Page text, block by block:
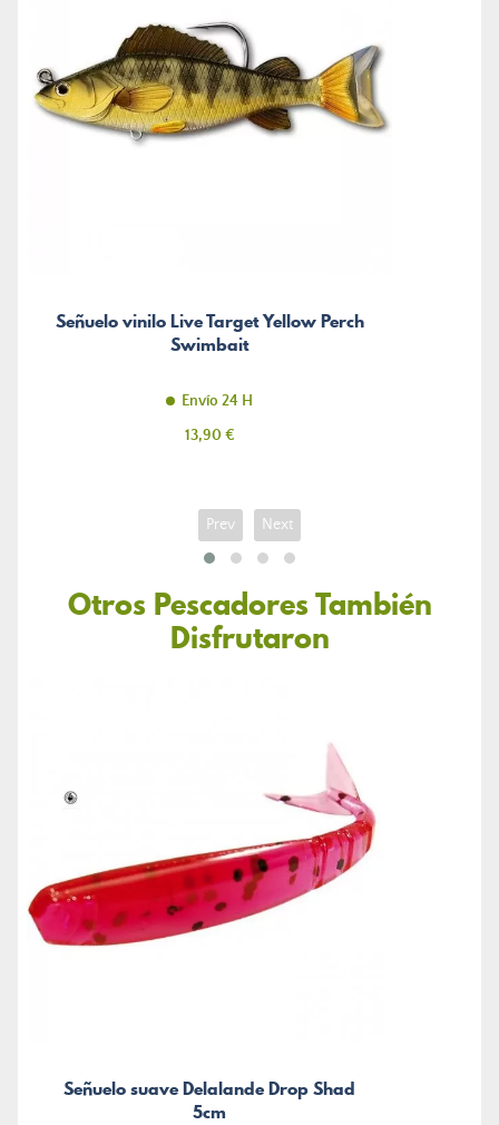
Señuelo vinilo Live Target Yellow Perch
Swimbait
Envío 24 H
Precio
13,90 €
Prev Next
Otros Pescadores También
Disfrutaron
Señuelo suave Delalande Drop Shad
5cm